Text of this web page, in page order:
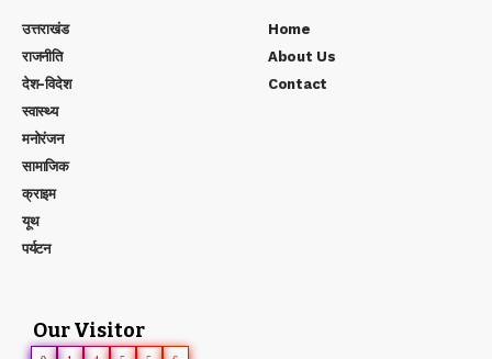
उत्तराखंड
राजनीति
देश-विदेश
स्वास्थ्य
मनोरंजन
सामाजिक
क्राइम
यूथ
पर्यटन
Home
About Us
Contact
Our Visitor